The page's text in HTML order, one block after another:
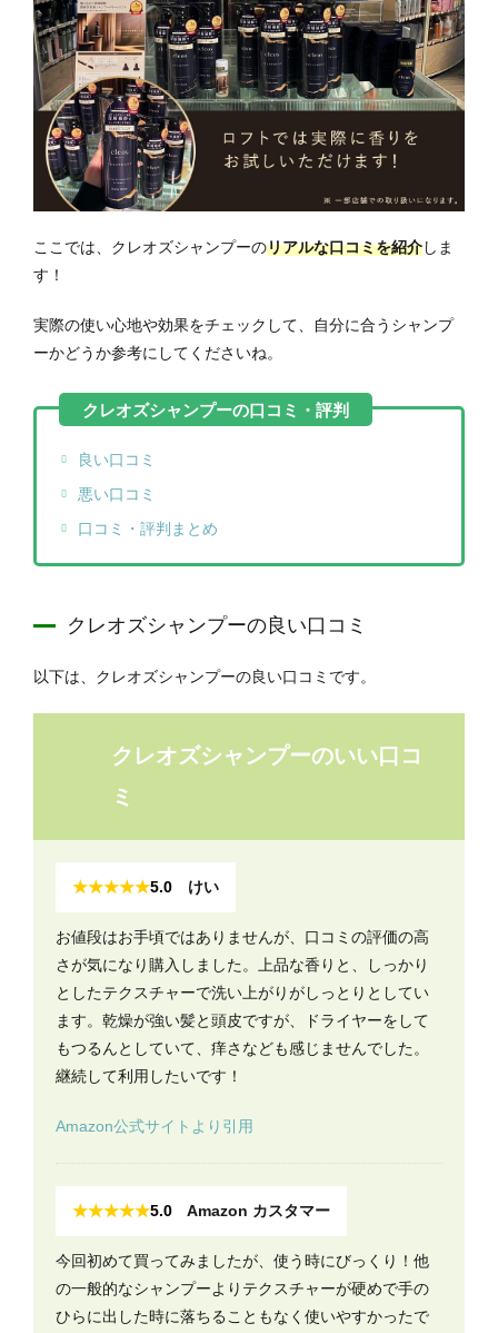
ここでは、クレオズシャンプーのリアルな口コミを紹介しま
す！
実際の使い心地や効果をチェックして、自分に合うシャンプ
ーかどうか参考にしてくださいね。
良い口コミ
悪い口コミ
口コミ・評判まとめ
クレオズシャンプーの良い口コミ
以下は、クレオズシャンプーの良い口コミです。
クレオズシャンプーのいい口コ
ミ
★★★★★5.0 けい
お値段はお手頃ではありませんが、口コミの評価の高
さが気になり購入しました。上品な香りと、しっかり
としたテクスチャーで洗い上がりがしっとりとしてい
ます。乾燥が強い髪と頭皮ですが、ドライヤーをして
もつるんとしていて、痒さなども感じませんでした。
継続して利用したいです！
Amazon公式サイトより引用
★★★★★5.0 Amazon カスタマー
今回初めて買ってみましたが、使う時にびっくり！他
の一般的なシャンプーよりテクスチャーが硬めで手の
ひらに出した時に落ちることもなく使いやすかったで